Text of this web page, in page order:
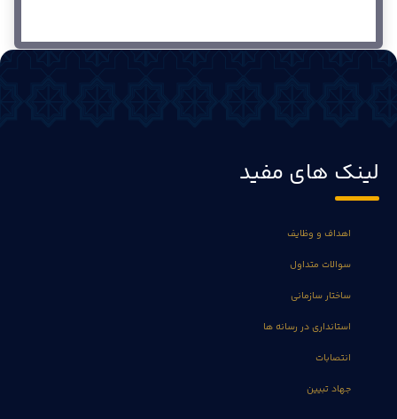
لینک های مفید
اهداف و وظایف
سوالات متداول
ساختار سازمانی
استانداری در رسانه ها
انتصابات
جهاد تبیین